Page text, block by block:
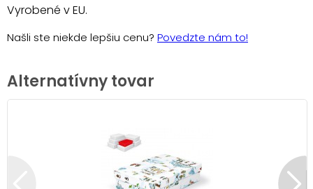
Vyrobené v EU.
Našli ste niekde lepšiu cenu? Povedzte nám to!
Alternatívny tovar